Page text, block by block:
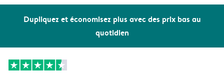
Dupliquez et économisez plus avec des prix bas au
quotidien